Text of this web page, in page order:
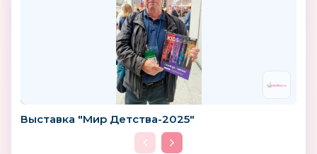
Выставка "Мир Детства-2025"